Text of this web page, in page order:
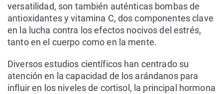
versatilidad, son también auténticas bombas de
antioxidantes y vitamina C, dos componentes clave
en la lucha contra los efectos nocivos del estrés,
tanto en el cuerpo como en la mente.
Diversos estudios científicos han centrado su
atención en la capacidad de los arándanos para
influir en los niveles de cortisol, la principal hormona